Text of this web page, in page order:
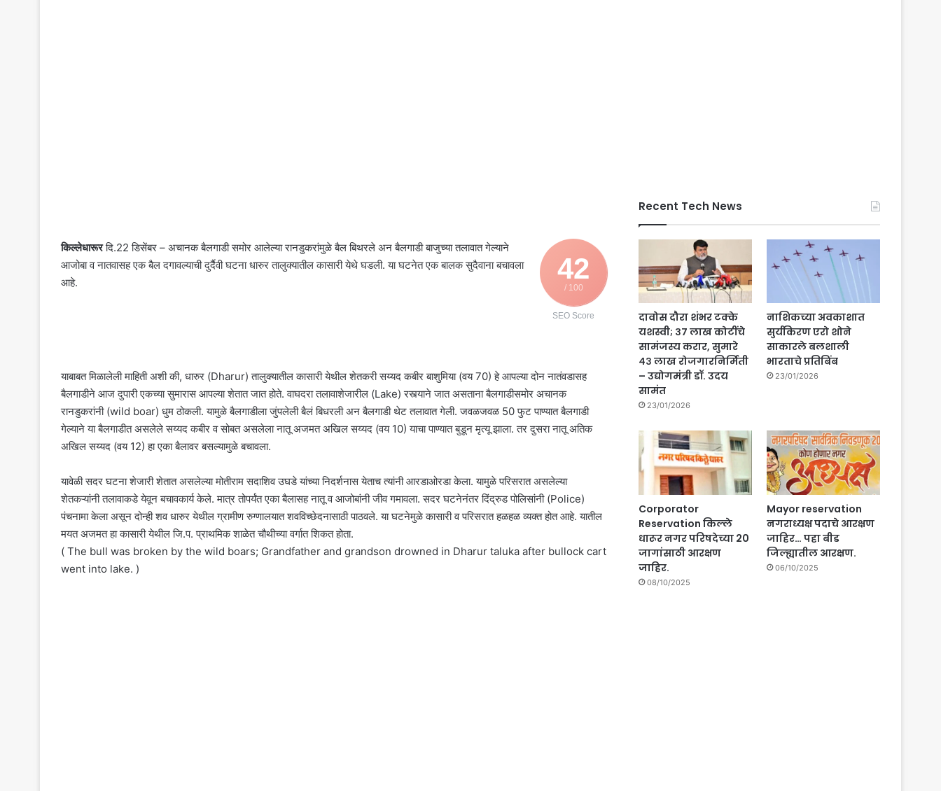
42
/ 100
SEO Score
किल्लेधारूरदि.22 डिसेंबर – अचानक बैलगाडी समोर आलेल्या रानडुकरांमुळे बैल बिथरले अन बैलगाडी बाजुच्या तलावात गेल्याने
आजोबा व नातवासह एक बैल दगावल्याची दुर्दैवी घटना धारुर तालुक्यातील कासारी येथे घडली. या घटनेत एक बालक सुदैवाना बचावला
आहे.
याबाबत मिळालेली माहिती अशी की, धारुर (Dharur) तालुक्यातील कासारी येथील शेतकरी सय्यद कबीर बाशुमिया (वय 70) हे आपल्या दोन नातंवडासह
बैलगाडीने आज दुपारी एकच्या सुमारास आपल्या शेतात जात होते. वाघदरा तलावाशेजारील (Lake) रस्त्याने जात असताना बैलगाडीसमोर अचानक
रानडुकरांनी (wild boar) धुम ठोकली. यामुळे बैलगाडीला जुंपलेली बैलं बिधरली अन बैलगाडी थेट तलावात गेली. जवळजवळ 50 फुट पाण्यात बैलगाडी
गेल्याने या बैलगाडीत असलेले सय्यद कबीर व सोबत असलेला नातू अजमत अखिल सय्यद (वय 10) याचा पाण्यात बुडून मृत्यू झाला. तर दुसरा नातू अतिक
अखिल सय्यद (वय 12) हा एका बैलावर बसल्यामुळे बचावला.
यावेळी सदर घटना शेजारी शेतात असलेल्या मोतीराम सदाशिव उघडे यांच्या निदर्शनास येताच त्यांनी आरडाओरडा केला. यामुळे परिसरात असलेल्या
शेतकऱ्यांनी तलावाकडे येवून बचावकार्य केले. मात्र तोपर्यंत एका बैलासह नातू व आजोबांनी जीव गमावला. सदर घटनेनंतर दिंद्रुड पोलिसांनी (Police)
पंचनामा केला असून दोन्ही शव धारुर येथील ग्रामीण रुग्णालयात शवविच्छेदनासाठी पाठवले. या घटनेमुळे कासारी व परिसरात हळहळ व्यक्त होत आहे. यातील
मयत अजमत हा कासारी येथील जि.प. प्राथमिक शाळेत चौथीच्या वर्गात शिकत होता.
( The bull was broken by the wild boars; Grandfather and grandson drowned in Dharur taluka after bullock cart
went into lake. )
Recent Tech News
दावोस दौरा शंभर टक्के
यशस्वी; ३७ लाख कोटींचे
सामंजस्य करार, सुमारे
४३ लाख रोजगारनिर्मिती
– उद्योगमंत्री डॉ. उदय
सामंत
23/01/2026
नाशिकच्या अवकाशात
सुर्यकिरण एरो शोने
साकारले बलशाली
भारताचे प्रतिबिंब
23/01/2026
Corporator
Reservation किल्ले
धारूर नगर परिषदेच्या 20
जागांसाठी आरक्षण
जाहिर.
08/10/2025
Mayor reservation
नगराध्यक्ष पदाचे आरक्षण
जाहिर… पहा बीड
जिल्ह्यातील आरक्षण.
06/10/2025